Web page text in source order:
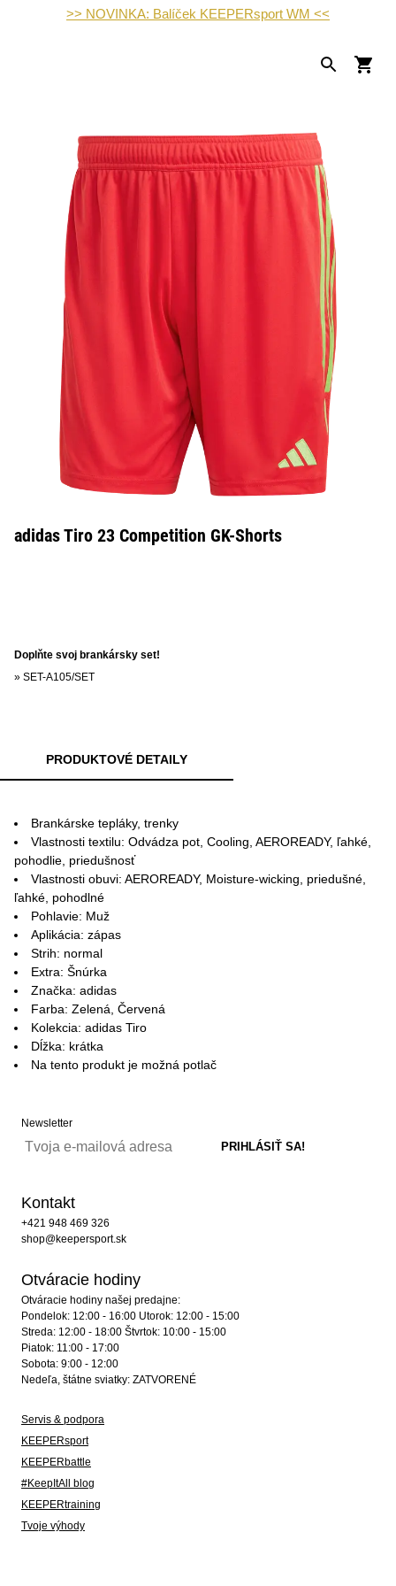
>> NOVINKA: Balíček KEEPERsport WM <<
adidas Tiro 23 Competition GK-Shorts
Doplňte svoj brankársky set!
» SET-A105/SET
PRODUKTOVÉ DETAILY
Brankárske tepláky, trenky
Vlastnosti textilu: Odvádza pot, Cooling, AEROREADY, ľahké,
pohodlie, priedušnosť
Vlastnosti obuvi: AEROREADY, Moisture-wicking, priedušné,
ľahké, pohodlné
Pohlavie: Muž
Aplikácia: zápas
Strih: normal
Extra: Šnúrka
Značka: adidas
Farba: Zelená, Červená
Kolekcia: adidas Tiro
Dĺžka: krátka
Na tento produkt je možná potlač
Newsletter
Kontakt
+421 948 469 326
shop@keepersport.sk
Otváracie hodiny
Otváracie hodiny našej predajne:
Pondelok: 12:00 - 16:00 Utorok: 12:00 - 15:00
Streda: 12:00 - 18:00 Štvrtok: 10:00 - 15:00
Piatok: 11:00 - 17:00
Sobota: 9:00 - 12:00
Nedeľa, štátne sviatky: ZATVORENÉ
Servis & podpora
KEEPERsport
KEEPERbattle
#KeepItAll blog
KEEPERtraining
Tvoje výhody